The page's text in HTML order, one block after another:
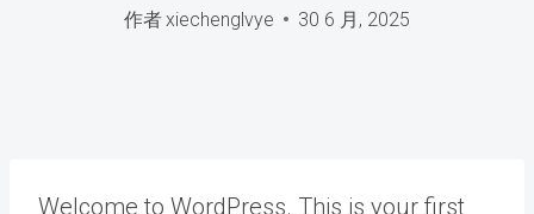
作者xiechenglvye 30 6 月, 2025
Welcome to WordPress. This is your first